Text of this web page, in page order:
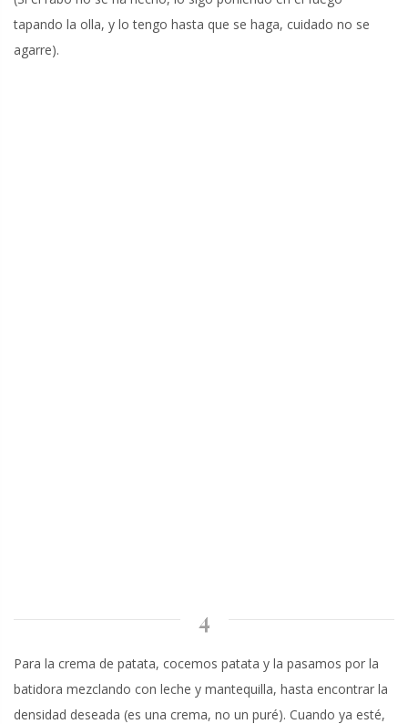
tapando la olla, y lo tengo hasta que se haga, cuidado no se
agarre).
4
Para la crema de patata, cocemos patata y la pasamos por la
batidora mezclando con leche y mantequilla, hasta encontrar la
densidad deseada (es una crema, no un puré). Cuando ya esté,